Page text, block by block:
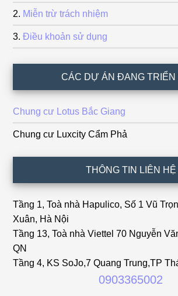
Miễn trừ trách nhiệm
Điều khoản sử dụng
CÁC DỰ ÁN ĐANG TRIỂN
Chung cư Lotus Bắc Giang
Chung cư Luxcity Cẩm Phả
THÔNG TIN LIÊN HỆ
Tầng 1, Toà nhà Hapulico, Số 1 Vũ
Xuân, Hà Nội
Tầng 13, Toà nhà Viettel 70 Nguyễn
QN
Tầng 4, KS SoJo,7 Quang Trung,TP
0903365002